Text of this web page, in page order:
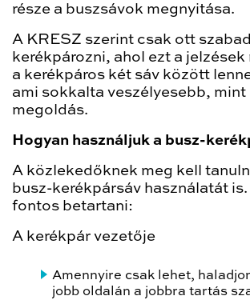
része a buszsávok megnyitása.
A KRESZ szerint csak ott
kerékpározni, ahol ezt a
a kerékpáros két sáv között
ami sokkalta veszélyesebb, mint
megoldás.
Hogyan használjuk a busz-
A közlekedőknek meg kell
busz-kerékpársáv használatát
fontos betartani:
A kerékpár vezetője
Amennyire csak lehet,
jobb oldalán a jobbra tartás